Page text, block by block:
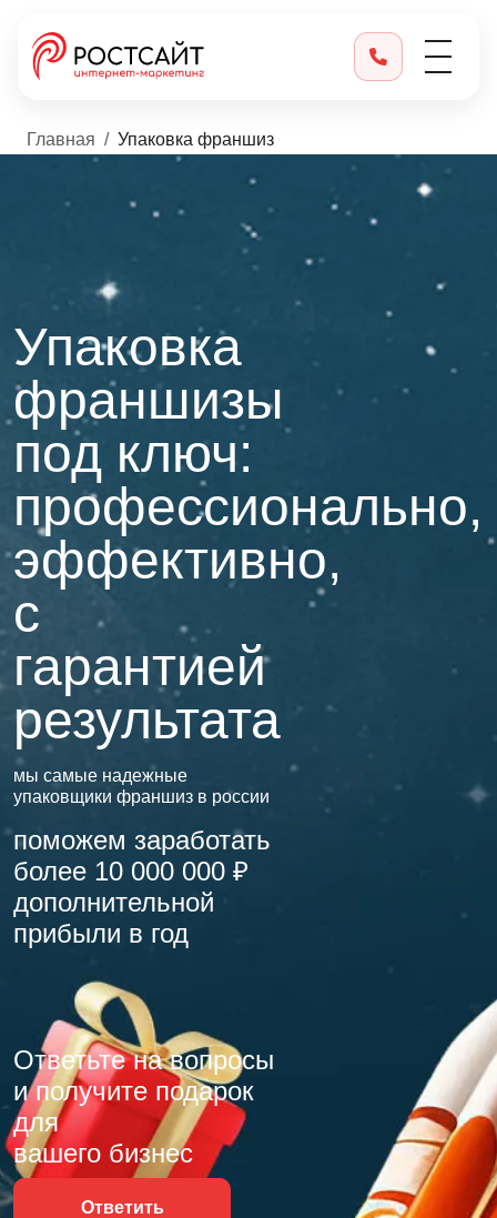
Главная Упаковка франшиз
Упаковка
франшизы
под ключ:
профессионально,
эффективно,
с
гарантией
результата
мы самые надежные
упаковщики франшиз в россии
поможем заработать
более 10 000 000 ₽
дополнительной
прибыли в год
Ответьте на вопросы
и получите подарок
для
вашего бизнес
Ответить